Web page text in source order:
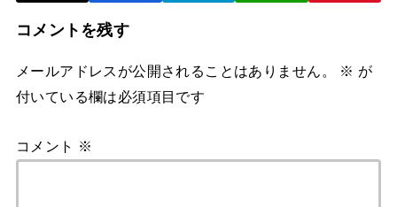
コメントを残す
メールアドレスが公開されることはありません。 ※ が
付いている欄は必須項目です
コメント ※